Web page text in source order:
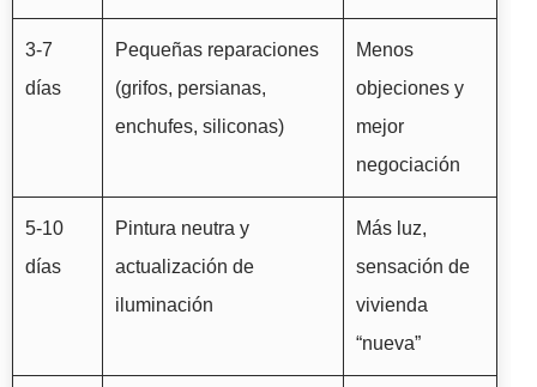
3-7
días
Pequeñas reparaciones
(grifos, persianas,
enchufes, siliconas)
Menos
objeciones y
mejor
negociación
5-10
días
Pintura neutra y
actualización de
iluminación
Más luz,
sensación de
vivienda
“nueva”